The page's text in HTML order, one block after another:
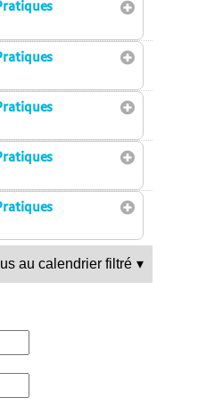
au calendrier filtré ▾